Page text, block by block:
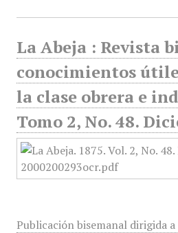
La Abeja : Revista
conocimientos
la clase obrera e
Tomo 2, No. 48.
Publicación bisemanal dirigida